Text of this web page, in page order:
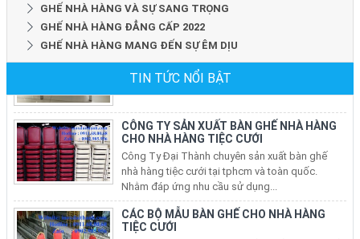
GHẾ NHÀ HÀNG VÀ SỰ SANG TRỌNG
GHẾ NHÀ HÀNG ĐẲNG CẤP 2022
GHẾ NHÀ HÀNG MANG ĐẾN SỰ ÊM DỊU
TIN TỨC NỔI BẬT
CÔNG TY SẢN XUẤT BÀN GHẾ NHÀ HÀNG
CHO NHÀ HÀNG TIỆC CƯỚI
Công Ty Đại Thành chuyên sản xuất bàn ghế
nhà hàng tiệc cưới tại tphcm và toàn quốc.
Nhằm đáp ứng nhu cầu sử dụng...
CÁC BỘ MẪU BÀN GHẾ CHO NHÀ HÀNG
TIỆC CƯỚI
Công Ty Đại Thành chuyên sản xuất và cung cấp
CÁC BỘ MẪU BÀN GHẾ CHO NHÀ HÀNG TIỆC
CƯỚI bằng sắt hoặc inox cho các...